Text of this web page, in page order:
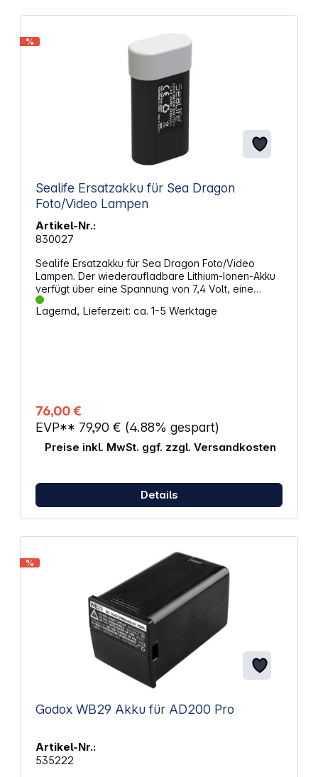
%
Sealife Ersatzakku für Sea Dragon
Foto/Video Lampen
Artikel-Nr.:
830027
Sealife Ersatzakku für Sea Dragon Foto/Video
Lampen. Der wiederaufladbare Lithium-Ionen-Akku
verfügt über eine Spannung von 7,4 Volt, eine
Kapazität von 3400 mAh und eine Energie von 25
Wh. Dieser Akku ist kompatibel mit verschiedenen
SL98312 (separat erhältlich) Passend für die
Foto-/Videoleuchten: Sea Dragon Fluoro-Dual
Beam, 1200F, 1500F, 2000F, 2100SF, 2300F Auto,
2500F, 3000SF Pro Dual Beam und 3000F Auto Pro.
Abmessungen: 21 x 75 x 39 mm Gewicht: 109 g
Lagernd, Lieferzeit: ca. 1-5 Werktage
76,00 €
EVP** 79,90 € (4.88% gespart)
Preise inkl. MwSt. ggf. zzgl. Versandkosten
Details
%
Godox WB29 Akku für AD200 Pro
Artikel-Nr.:
535222